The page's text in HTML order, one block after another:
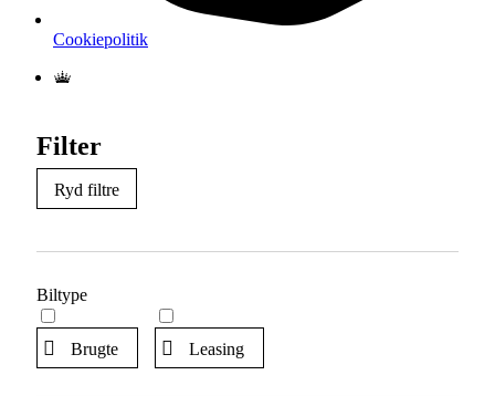
Cookiepolitik
Filter
Ryd filtre
Biltype
Brugte Leasing